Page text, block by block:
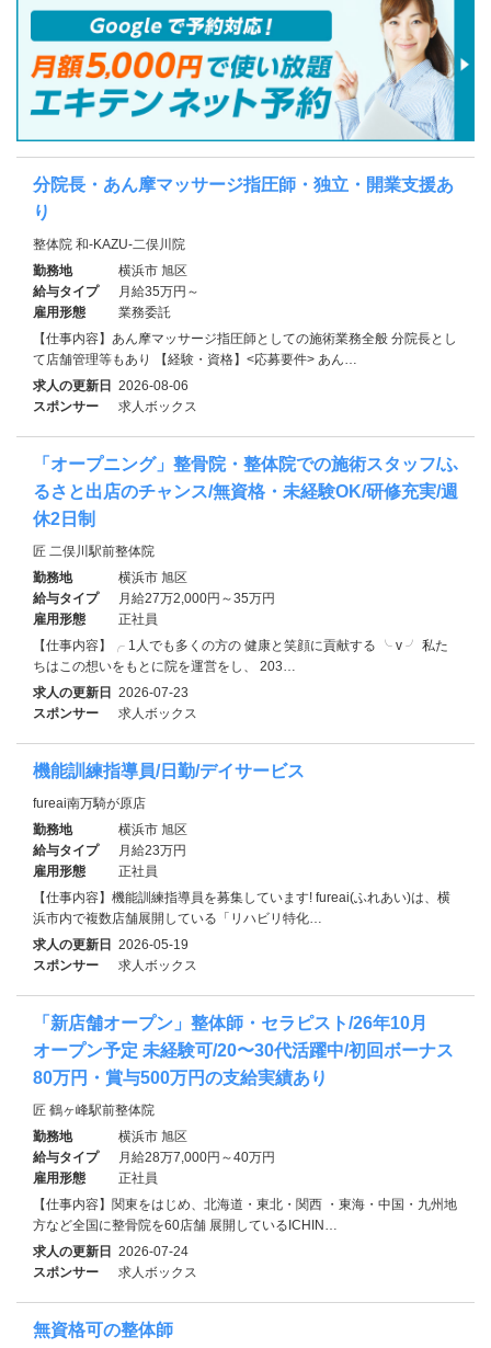
分院長・あん摩マッサージ指圧師・独立・開業支援あ
り
整体院 和-KAZU-二俣川院
勤務地
横浜市 旭区
給与タイプ
月給35万円～
雇用形態
業務委託
【仕事内容】あん摩マッサージ指圧師としての施術業務全般 分院長とし
て店舗管理等もあり 【経験・資格】<応募要件> あん…
求人の更新日 2026-08-06
スポンサー
求人ボックス
「オープニング」整骨院・整体院での施術スタッフ/ふ
るさと出店のチャンス/無資格・未経験OK/研修充実/週
休2日制
匠 二俣川駅前整体院
勤務地
横浜市 旭区
給与タイプ
月給27万2,000円～35万円
雇用形態
正社員
【仕事内容】╭ 1人でも多くの方の 健康と笑顔に貢献する ╰ v ╯ 私た
ちはこの想いをもとに院を運営をし、 203…
求人の更新日 2026-07-23
スポンサー
求人ボックス
機能訓練指導員/日勤/デイサービス
fureai南万騎が原店
勤務地
横浜市 旭区
給与タイプ
月給23万円
雇用形態
正社員
【仕事内容】機能訓練指導員を募集しています! fureai(ふれあい)は、横
浜市内で複数店舗展開している「リハビリ特化…
求人の更新日 2026-05-19
スポンサー
求人ボックス
「新店舗オープン」整体師・セラピスト/26年10月
オープン予定 未経験可/20〜30代活躍中/初回ボーナス
80万円・賞与500万円の支給実績あり
匠 鶴ヶ峰駅前整体院
勤務地
横浜市 旭区
給与タイプ
月給28万7,000円～40万円
雇用形態
正社員
【仕事内容】関東をはじめ、北海道・東北・関西 ・東海・中国・九州地
方など全国に整骨院を60店舗 展開しているICHIN…
求人の更新日 2026-07-24
スポンサー
求人ボックス
無資格可の整体師